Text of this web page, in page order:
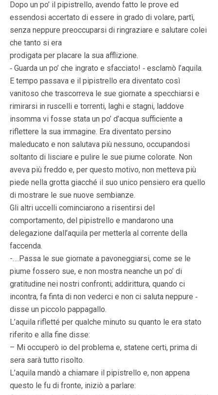
Dopo un po’ il pipistrello, avendo fatto le prove ed
essendosi accertato di essere in grado di volare, partì,
senza neppure preoccuparsi di ringraziare e salutare colei
che tanto si era
prodigata per placare la sua afflizione.
‑ Guarda un po’ che ingrato e sfacciato! ‑ esclamò l’aquila.
E tempo passava e il pipistrello era diventato così
vanitoso che trascorreva le sue giornate a specchiarsi e
rimirarsi in ruscelli e torrenti, laghi e stagni, laddove
insomma vi fosse stata un po’ d’acqua sufficiente a
riflettere la sua immagine. Era diventato persino
maleducato e non salutava più nessuno, occupandosi
soltanto di lisciare e pulire le sue piume colorate. Non
aveva più freddo e, per questo motivo, non metteva più
piede nella grotta giacché il suo unico pensiero era quello
di mostrare le sue nuove sembianze.
Gli altri uccelli cominciarono a risentirsi del
comportamento, del pipistrello e mandarono una
delegazione dall’aquila per metterla al corrente della
faccenda.
-….Passa le sue giornate a pavoneggiarsi, come se le
piume fossero sue, e non mostra neanche un po’ di
gratitudine nei nostri confronti; addirittura, quando ci
incontra, fa finta di non vederci e non ci saluta neppure ‑
disse un piccolo pappagallo.
L’aquila rifletté per qualche minuto su quanto le era stato
riferito e alla fine disse:
– Mi occuperò io del problema e, statene certi, prima di
sera sarà tutto risolto.
L’aquila mandò a chiamare il pipistrello e, non appena
questo le fu di fronte, iniziò a parlare: